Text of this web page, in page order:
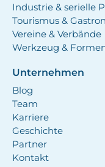
Industrie & serielle
Tourismus &
Vereine & Verbände
Werkzeug &
Unternehmen
Blog
Team
Karriere
Geschichte
Partner
Kontakt